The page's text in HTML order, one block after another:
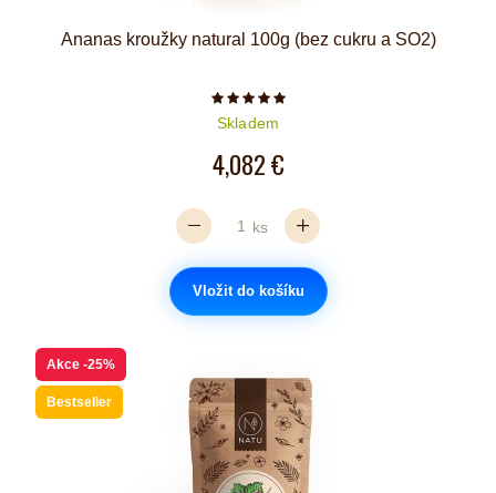
Ananas kroužky natural 100g (bez cukru a SO2)
Počet hvězdiček je 5 z 5
Skladem
4,082 €
ks
Vložit do košíku
Akce -25%
Bestseller